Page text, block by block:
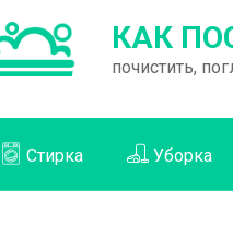
КАК
почистить,
Стирка Уборка